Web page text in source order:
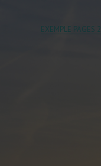
EXEMPLE PAGES 2